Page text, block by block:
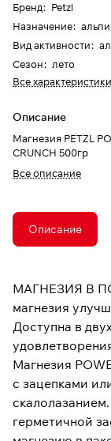
Бренд: Petzl
Назначение:
Вид активности:
Сезон: лето
Все характеристики
Описание
Магнезия PETZL
CRUNCH 500гр
Все описание
Описание
МАГНЕЗИЯ В
магнезия
Доступна в
Магнезия
с зацепками
герметичной